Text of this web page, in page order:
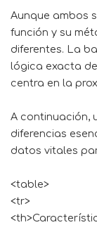
Aunque ambos
función y su
diferentes. La
lógica exacta
centra en la
A continuación,
diferencias
datos vitales
<table>
<tr>